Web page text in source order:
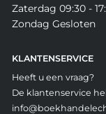
Zaterdag 09:30 -
Zondag Gesloten
KLANTENSERVICE
Heeft u een vraag?
De klantenservice